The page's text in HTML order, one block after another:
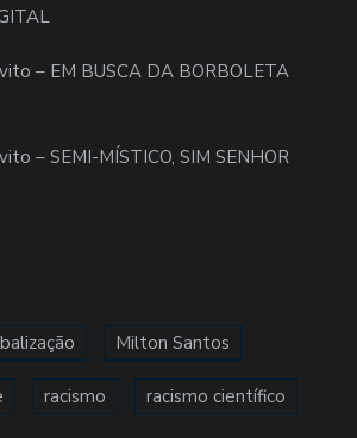
– EM BUSCA DA BORBOLETA
– SEMI-MÍSTICO, SIM SENHOR
Milton Santos
racismo racismo científico